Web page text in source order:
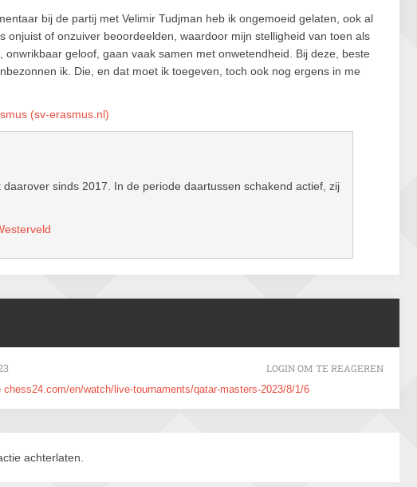
bij de partij met Velimir Tudjman heb ik ongemoeid gelaten, ook al
onjuist of onzuiver beoordeelden, waardoor mijn stelligheid van toen als
geloof, gaan vaak samen met onwetendheid. Bij deze, beste
ik. Die, en dat moet ik toegeven, toch ook nog ergens in me
(sv-erasmus.nl)
sinds 2017. In de periode daartussen schakend actief, zij
chess24.com/en/watch/live-tournaments/qatar-masters-2023/8/1/6
LOGIN OM TE REAGEREN
achterlaten.